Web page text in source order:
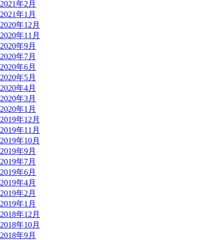
2021年2月
2021年1月
2020年12月
2020年11月
2020年9月
2020年7月
2020年6月
2020年5月
2020年4月
2020年3月
2020年1月
2019年12月
2019年11月
2019年10月
2019年9月
2019年7月
2019年6月
2019年4月
2019年2月
2019年1月
2018年12月
2018年10月
2018年9月